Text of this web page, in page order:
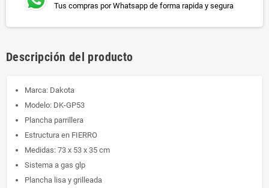
Tus compras por Whatsapp de forma rapida y segura
Descripción del producto
Marca: Dakota
Modelo: DK-GP53
Plancha parrillera
Estructura en FIERRO
Medidas: 73 x 53 x 35 cm
Sistema a gas glp
Plancha lisa y grilleada